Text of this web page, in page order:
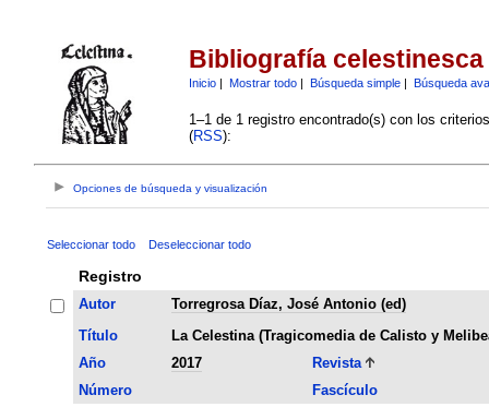
Bibliografía celestinesca
Inicio| Mostrar todo| Búsqueda simple| Búsqueda
1–1 de 1 registro encontrado(s) con los
(RSS):
Opciones de búsqueda y visualización
Seleccionar todo Deseleccionar todo
Registro
Autor
Torregrosa Díaz, José Antonio (ed)
Título
La Celestina (Tragicomedia de Calisto y
Año
2017
Revista
Número
Fascículo